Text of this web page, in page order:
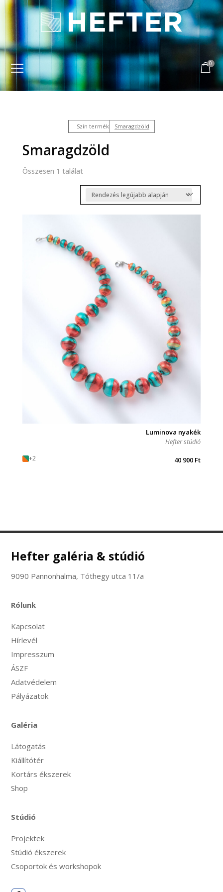
0
Szín termék Smaragdzöld
Smaragdzöld
Összesen 1 találat
Hefter stúdió
Luminova nyakék
+2 40 900 Ft
Hefter galéria & stúdió
9090 Pannonhalma, Tóthegy utca 11/a
Rólunk
Kapcsolat
Hírlevél
Impresszum
ÁSZF
Adatvédelem
Pályázatok
Galéria
Látogatás
Kiállítótér
Kortárs ékszerek
Shop
Stúdió
Projektek
Stúdió ékszerek
Csoportok és workshopok